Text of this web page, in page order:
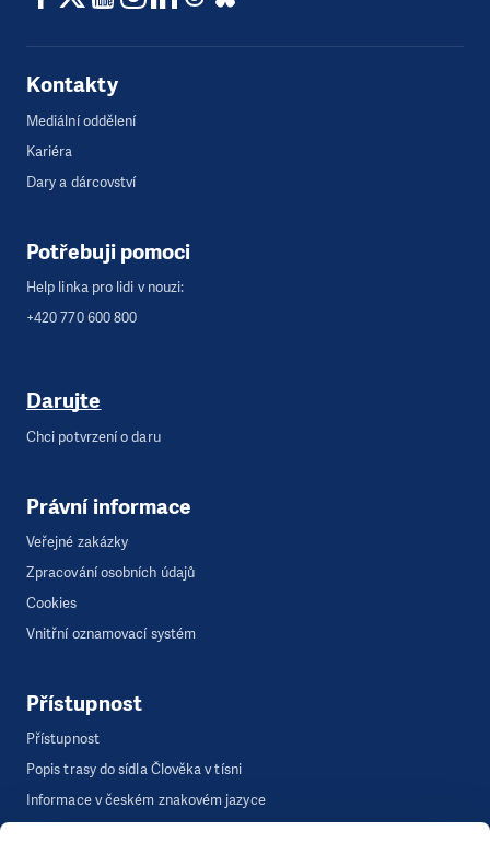
Kontakty
Mediální oddělení
Kariéra
Dary a dárcovství
Potřebuji pomoci
Help linka pro lidi v nouzi:
+420 770 600 800
Darujte
Chci potvrzení o daru
Právní informace
Veřejné zakázky
Zpracování osobních údajů
Cookies
Vnitřní oznamovací systém
Přístupnost
Přístupnost
Popis trasy do sídla Člověka v tísni
Informace v českém znakovém jazyce